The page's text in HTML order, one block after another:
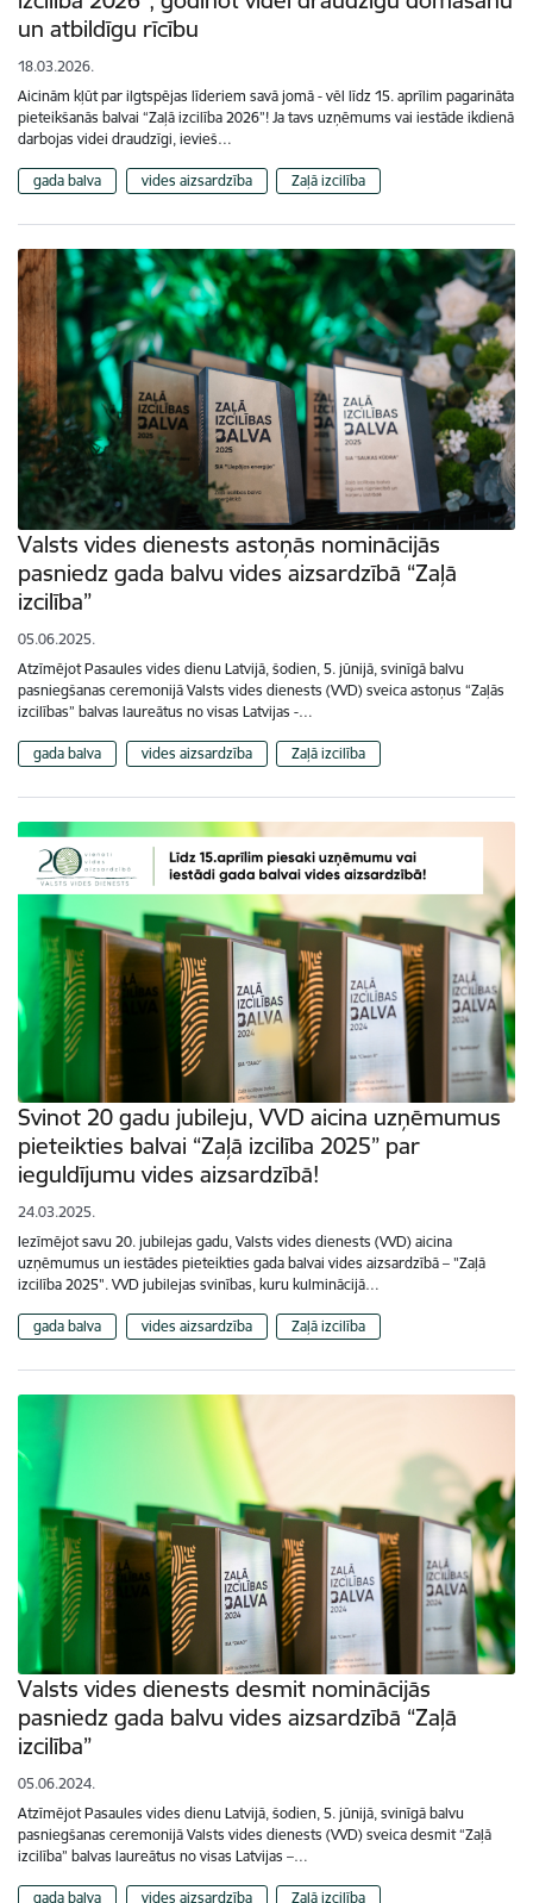
un atbildīgu rīcību
18.03.2026.
Aicinām kļūt par ilgtspējas līderiem savā jomā - vēl līdz 15. aprīlim pagarināta
pieteikšanās balvai “Zaļā izcilība 2026”! Ja tavs uzņēmums vai iestāde ikdienā
darbojas videi draudzīgi, ievieš…
gada balva vides aizsardzība Zaļā izcilība
Valsts vides dienests astoņās nominācijās
pasniedz gada balvu vides aizsardzībā “Zaļā
izcilība”
05.06.2025.
Atzīmējot Pasaules vides dienu Latvijā, šodien, 5. jūnijā, svinīgā balvu
pasniegšanas ceremonijā Valsts vides dienests (VVD) sveica astoņus “Zaļās
izcilības” balvas laureātus no visas Latvijas -…
gada balva vides aizsardzība Zaļā izcilība
Svinot 20 gadu jubileju, VVD aicina uzņēmumus
pieteikties balvai “Zaļā izcilība 2025” par
ieguldījumu vides aizsardzībā!
24.03.2025.
Iezīmējot savu 20. jubilejas gadu, Valsts vides dienests (VVD) aicina
uzņēmumus un iestādes pieteikties gada balvai vides aizsardzībā – "Zaļā
izcilība 2025". VVD jubilejas svinības, kuru kulminācijā…
gada balva vides aizsardzība Zaļā izcilība
Valsts vides dienests desmit nominācijās
pasniedz gada balvu vides aizsardzībā “Zaļā
izcilība”
05.06.2024.
Atzīmējot Pasaules vides dienu Latvijā, šodien, 5. jūnijā, svinīgā balvu
pasniegšanas ceremonijā Valsts vides dienests (VVD) sveica desmit “Zaļā
izcilība” balvas laureātus no visas Latvijas –…
gada balva vides aizsardzība Zaļā izcilība